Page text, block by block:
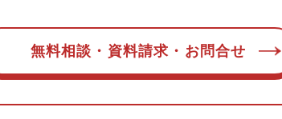
無料相談・資料請求・お問合せ